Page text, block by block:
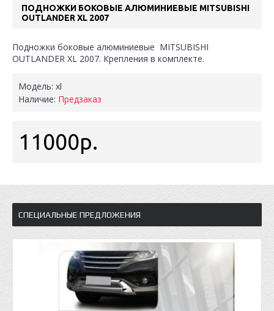
ПОДНОЖКИ БОКОВЫЕ АЛЮМИНИЕВЫЕ MITSUBISHI
OUTLANDER XL 2007
Подножки боковые алюминиевые MITSUBISHI
OUTLANDER XL 2007. Крепления в комплекте.
Модель: xl
Наличие: Предзаказ
11000р.
СПЕЦИАЛЬНЫЕ ПРЕДЛОЖЕНИЯ